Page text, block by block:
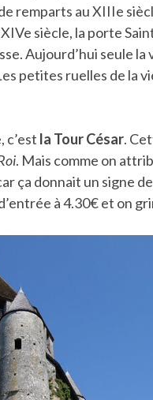
remparts au XIIIe
siècle, la porte
Aujourd’hui seule la
petites ruelles de la
c’est la Tour César.
. Mais comme on
donnait un signe de
à 4.30€ et on